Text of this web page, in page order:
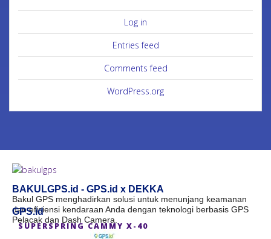
Log in
Entries feed
Comments feed
WordPress.org
BAKULGPS.id - GPS.id x DEKKA
Bakul GPS menghadirkan solusi untuk menunjang keamanan
dan efisiensi kendaraan Anda dengan teknologi berbasis GPS
Pelacak dan Dash Camera.
GPS.id
SUPERSPRING CAMMY X-40